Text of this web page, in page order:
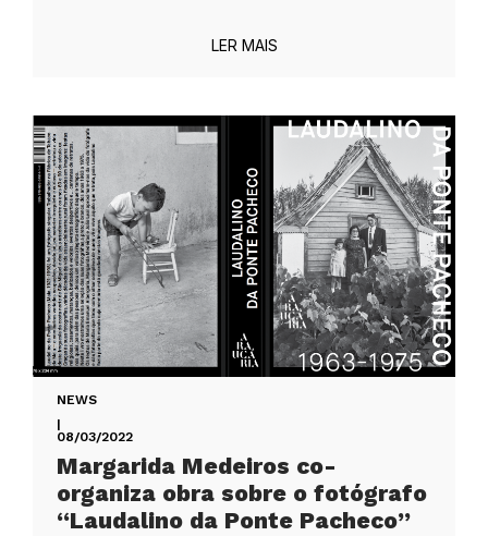
LER MAIS
NEWS
|
08/03/2022
Margarida Medeiros co-
organiza obra sobre o fotógrafo
“Laudalino da Ponte Pacheco”